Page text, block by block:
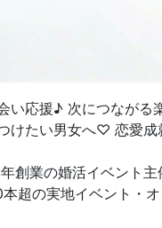
応援♪ 次につながる
けたい男女へ♡ 恋愛
創業の婚活イベント主
超の実地イベント・